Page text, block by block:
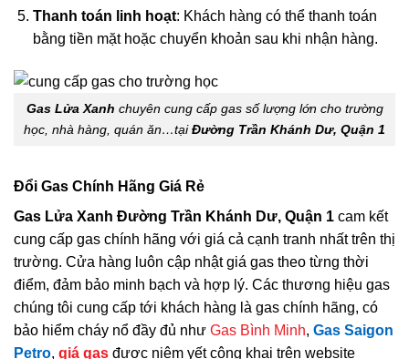
Thanh toán linh hoạt: Khách hàng có thể thanh toán
bằng tiền mặt hoặc chuyển khoản sau khi nhận hàng.
Gas Lửa Xanh chuyên cung cấp gas số lượng lớn cho trường
học, nhà hàng, quán ăn…tạiĐường Trần Khánh Dư, Quận 1
Đổi Gas Chính Hãng Giá Rẻ
Gas Lửa Xanh Đường Trần Khánh Dư, Quận 1 cam kết
cung cấp gas chính hãng với giá cả cạnh tranh nhất trên thị
trường. Cửa hàng luôn cập nhật giá gas theo từng thời
điểm, đảm bảo minh bạch và hợp lý. Các thương hiệu gas
chúng tôi cung cấp tới khách hàng là gas chính hãng, có
bảo hiểm cháy nổ đầy đủ như Gas Bình Minh, Gas Saigon
Petro, giá gas được niêm yết công khai trên website